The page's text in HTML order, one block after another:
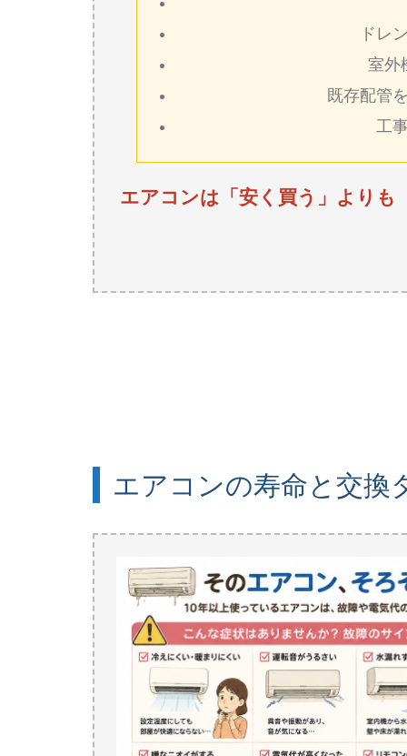
ドレ
室外
既存配管
工
エアコンは「安く買う」よりも
エアコンの寿命と交換